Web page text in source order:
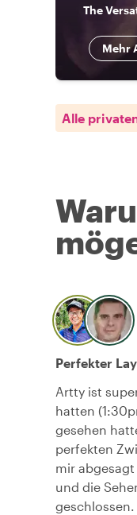
The
Mehr
Alle
Perfekter
Artty ist
hatten
gesehen
perfekten
mir
und die